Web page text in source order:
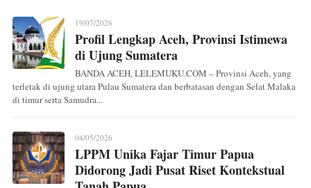
19/07/2026
Profil Lengkap Aceh, Provinsi Istimewa
di Ujung Sumatera
BANDA ACEH, LELEMUKU.COM – Provinsi Aceh, yang
terletak di ujung utara Pulau Sumatera dan berbatasan dengan Selat Malaka
di timur serta Samudra...
04/05/2026
LPPM Unika Fajar Timur Papua
Didorong Jadi Pusat Riset Kontekstual